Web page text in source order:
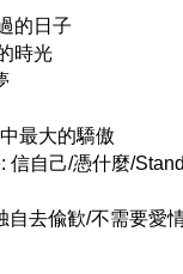
的日子
時光
最大的驕傲
信自己/憑什麼/
自去偸歓/不需要愛